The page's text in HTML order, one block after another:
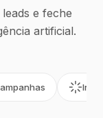
e feche
artificial.